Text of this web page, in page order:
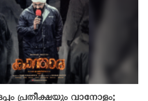
പ്രതീക്ഷയും വാനോളം;